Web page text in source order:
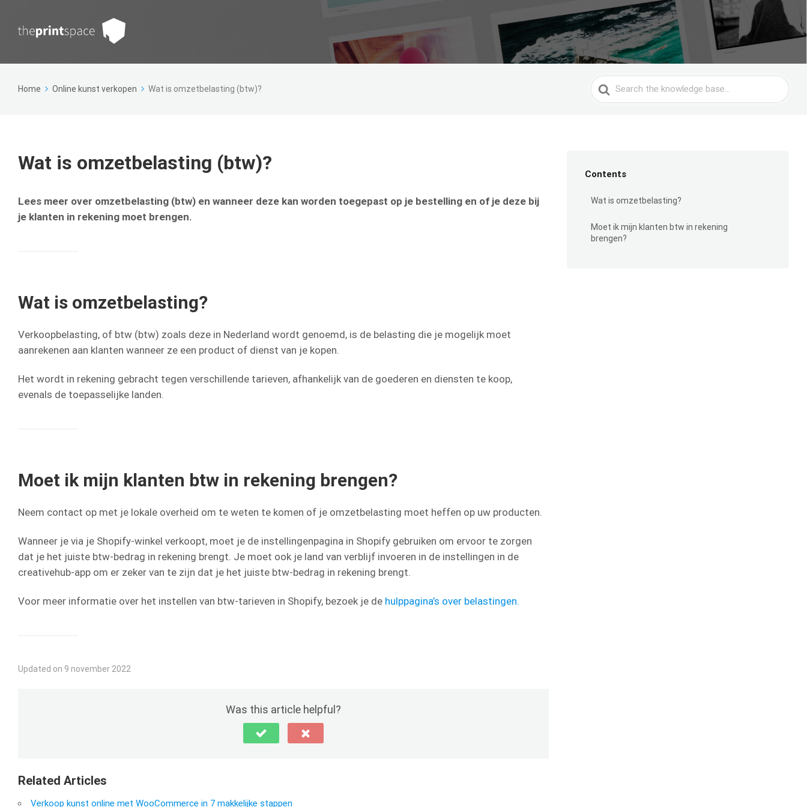
Home Online kunst verkopen Wat is omzetbelasting (btw)?
Search
For
Wat is omzetbelasting (btw)?
Lees meer over omzetbelasting (btw) en wanneer deze kan worden toegepast op je bestelling en of je deze bij
je klanten in rekening moet brengen.
Wat is omzetbelasting?
Verkoopbelasting, of btw (btw) zoals deze in Nederland wordt genoemd, is de belasting die je mogelijk moet
aanrekenen aan klanten wanneer ze een product of dienst van je kopen.
Het wordt in rekening gebracht tegen verschillende tarieven, afhankelijk van de goederen en diensten te koop,
evenals de toepasselijke landen.
Moet ik mijn klanten btw in rekening brengen?
Neem contact op met je lokale overheid om te weten te komen of je omzetbelasting moet heffen op uw producten.
Wanneer je via je Shopify-winkel verkoopt, moet je de instellingenpagina in Shopify gebruiken om ervoor te zorgen
dat je het juiste btw-bedrag in rekening brengt. Je moet ook je land van verblijf invoeren in de instellingen in de
creativehub-app om er zeker van te zijn dat je het juiste btw-bedrag in rekening brengt.
Voor meer informatie over het instellen van btw-tarieven in Shopify, bezoek je de hulppagina’s over belastingen.
Updated on 9 november 2022
Was this article helpful?
Related Articles
Verkoop kunst online met WooCommerce in 7 makkelijke stappen
Contents
Wat is omzetbelasting?
Moet ik mijn klanten btw in rekening
brengen?